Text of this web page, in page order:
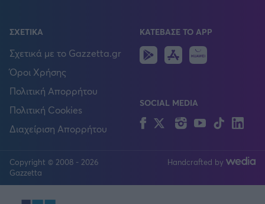
ΣΧΕΤΙΚΑ
Σχετικά με το Gazzetta.gr
Όροι Χρήσης
Πολιτική Απορρήτου
Πολιτική Cookies
Διαχείριση Απορρήτου
ΚΑΤΕΒΑΣΕ ΤΟ APP
Android
IOS
SOCIAL MEDIA
FacebookTwitterInstagram
YouTubeTikTok
Copyright © 2008 - 2026
Gazzetta
Handcrafted by